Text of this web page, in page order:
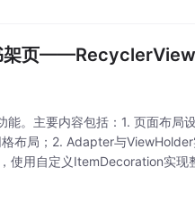
架页
。主要内容包括：1. 页面布局
布局；2. Adapter与
使用自定义ItemDecoration实现